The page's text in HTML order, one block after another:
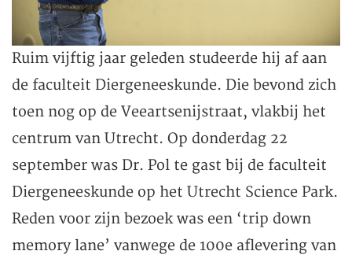
Ruim vijftig jaar geleden studeerde hij af aan
de faculteit Diergeneeskunde. Die bevond zich
toen nog op de Veeartsenijstraat, vlakbij het
centrum van Utrecht. Op donderdag 22
september was Dr. Pol te gast bij de faculteit
Diergeneeskunde op het Utrecht Science Park.
Reden voor zijn bezoek was een ‘trip down
memory lane’ vanwege de 100e aflevering van